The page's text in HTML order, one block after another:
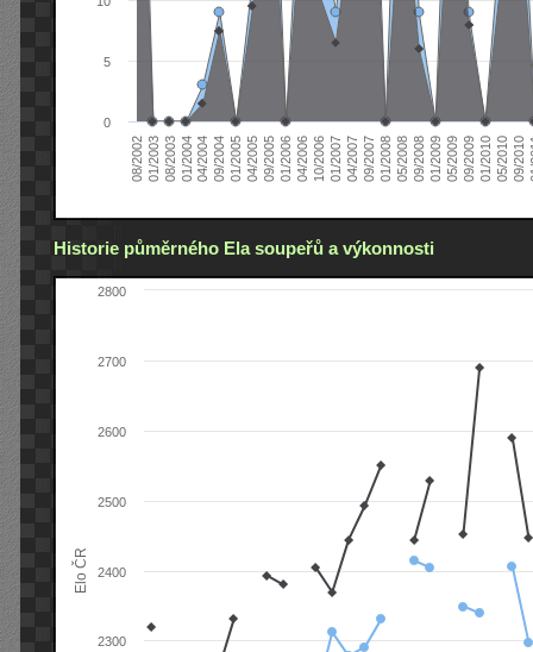
08/200201/200308/200301/200404/200409/200401/200504/200509/200501/200604/200610/200601/200704/200709/200701/200805/200809/200801/200905/200909/200901/201005/201009/2010
0
5
Historie půměrného Ela soupeřů a výkonnosti
Elo ČR
2300
2400
2500
2600
2700
2800